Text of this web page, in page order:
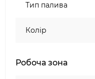
Зберігайте
теплою,
Тип палива
Колір
Робоча зона